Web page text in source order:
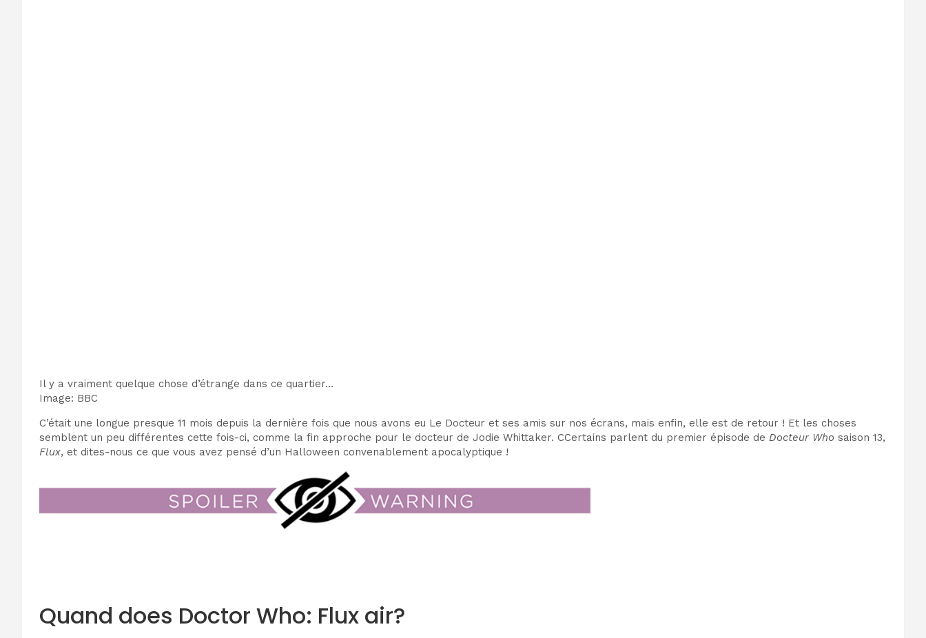
Il y a vraiment quelque chose d’étrange dans ce quartier…
Image: BBC
C’était une longue presque 11 mois depuis la dernière fois que nous avons eu Le Docteur et ses amis sur nos écrans, mais enfin, elle est de retour ! Et les choses
semblent un peu différentes cette fois-ci, comme la fin approche pour le docteur de Jodie Whittaker. CCertains parlent du premier épisode de Docteur Who saison 13,
Flux, et dites-nous ce que vous avez pensé d’un Halloween convenablement apocalyptique !
Quand does Doctor Who: Flux air?